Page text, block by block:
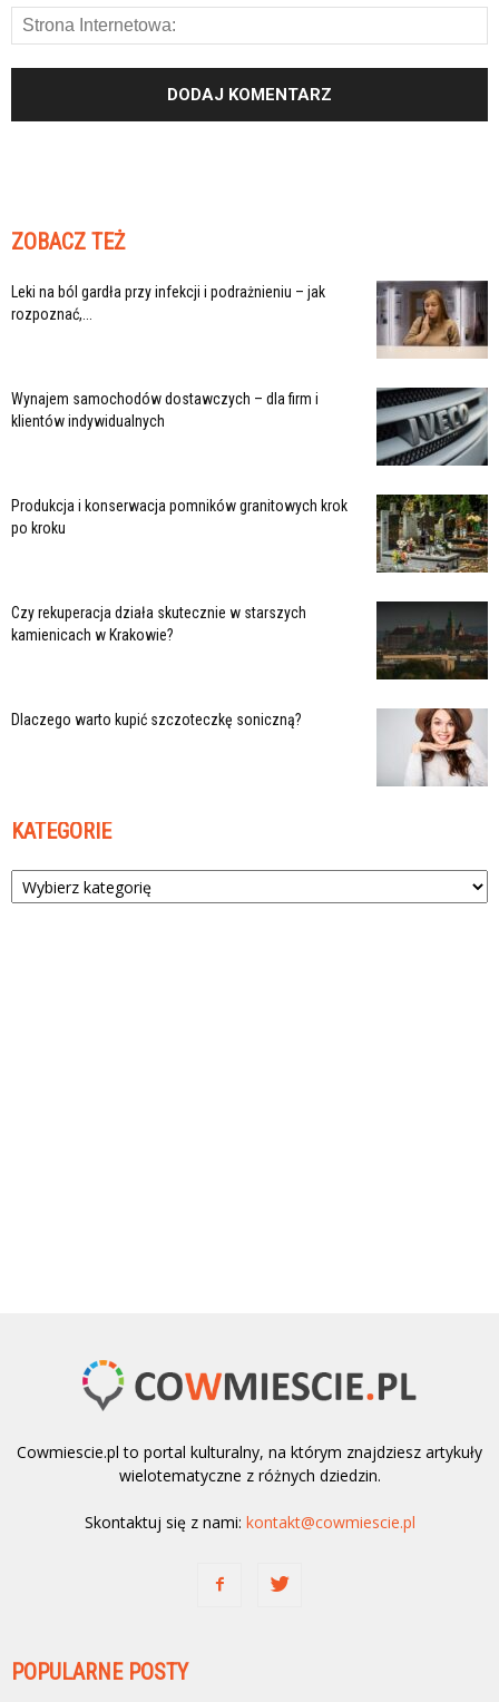
ZOBACZ TEŻ
Leki na ból gardła przy infekcji i podrażnieniu – jak
rozpoznać,...
Wynajem samochodów dostawczych – dla firm i
klientów indywidualnych
Produkcja i konserwacja pomników granitowych krok
po kroku
Czy rekuperacja działa skutecznie w starszych
kamienicach w Krakowie?
Dlaczego warto kupić szczoteczkę soniczną?
KATEGORIE
Kategorie
Cowmiescie.pl to portal kulturalny, na którym znajdziesz artykuły
wielotematyczne z różnych dziedzin.
Skontaktuj się z nami: kontakt@cowmiescie.pl
POPULARNE POSTY